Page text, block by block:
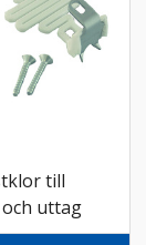
till
uttag